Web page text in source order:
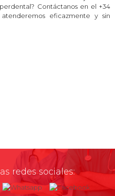
Contáctanos en el +34
eficazmente y sin
redes sociales: